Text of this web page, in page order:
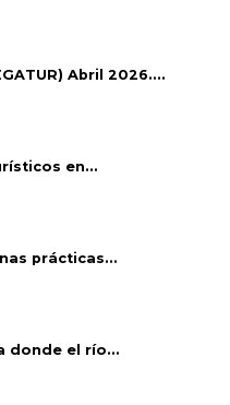
Abril 2026....
en...
prácticas...
donde el río...